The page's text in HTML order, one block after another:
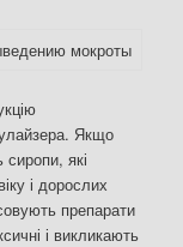
Якщо
які
і дорослих
препарати
і викликають